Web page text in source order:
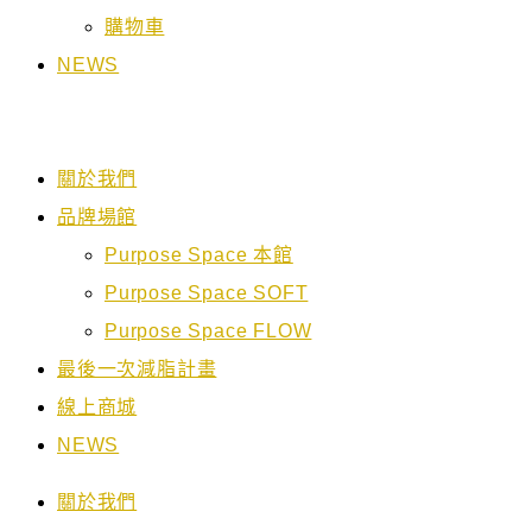
購物車
NEWS
關於我們
品牌場館
Purpose Space 本館
Purpose Space SOFT
Purpose Space FLOW
最後一次減脂計畫
線上商城
NEWS
關於我們